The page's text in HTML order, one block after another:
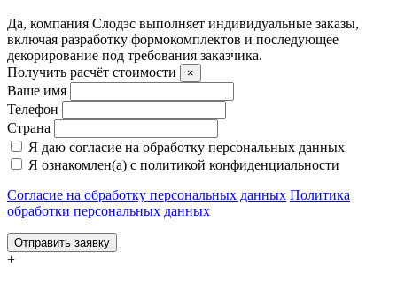
Да, компания Слодэс выполняет индивидуальные заказы,
включая разработку формокомплектов и последующее
декорирование под требования заказчика.
Получить расчёт стоимости
×
Ваше имя
Телефон
Страна
Я даю согласие на обработку персональных данных
Я ознакомлен(а) с политикой конфиденциальности
Согласие на обработку персональных данных Политика
обработки персональных данных
Отправить заявку
+